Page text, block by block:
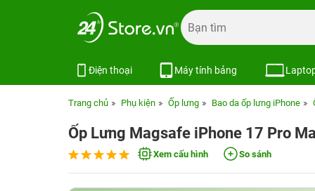
Điện thoại Máy tính bảng
Trang chủ Phụ kiện Ốp lưng Bao da ốp lưng iPhone
Ốp Lưng Magsafe iPhone 17 Pro
Xem cấu hình So sánh